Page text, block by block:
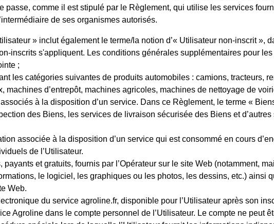
passe, comme il est stipulé par le Règlement, qui utilise les services
de ses organismes autorisés.
» inclut également le terme/la notion d’« Utilisateur non-inscrit »,
inscrits s'appliquent. Les conditions générales supplémentaires pour
;
les catégories suivantes de produits automobiles : camions, tracteurs,
machines d’entrepôt, machines agricoles, machines de nettoyage de
à la disposition d’un service. Dans ce Règlement, le terme «
des Biens, les services de livraison sécurisée des Biens et
associée à la disposition d’un service qui est consommé en cours
de l’Utilisateur.
et gratuits, fournis par l’Opérateur sur le site Web (notamment,
le logiciel, les graphiques ou les photos, les dessins, etc.) ainsi
Web.
du service agroline.fr, disponible pour l’Utilisateur après son
Agroline dans le compte personnel de l’Utilisateur. Le compte ne peut